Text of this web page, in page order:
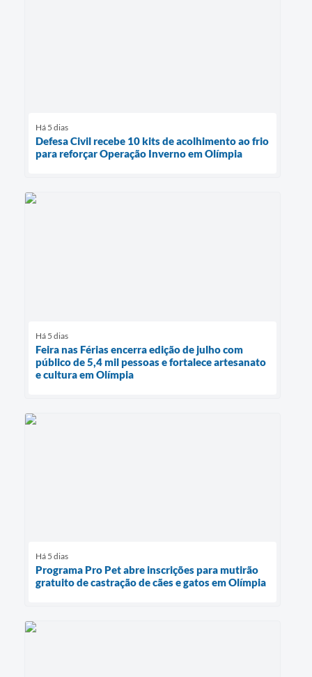
Há 5 dias
Defesa Civil recebe 10 kits de acolhimento ao frio
para reforçar Operação Inverno em Olímpia
Há 5 dias
Feira nas Férias encerra edição de julho com
público de 5,4 mil pessoas e fortalece artesanato
e cultura em Olímpia
Há 5 dias
Programa Pro Pet abre inscrições para mutirão
gratuito de castração de cães e gatos em Olímpia